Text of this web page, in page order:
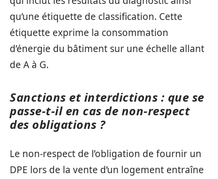
qu’une étiquette de classification. Cette
étiquette exprime la consommation
d’énergie du bâtiment sur une échelle allant
de A à G.
Sanctions et interdictions : que se
passe-t-il en cas de non-respect
des obligations ?
Le non-respect de l’obligation de fournir un
DPE lors de la vente d’un logement entraîne